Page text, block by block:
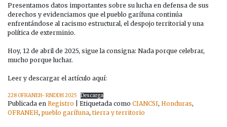
Presentamos datos importantes sobre su lucha en defensa de sus
derechos y evidenciamos que el pueblo garífuna continúa
enfrentándose al racismo estructural, el despojo territorial y una
política de exterminio.
Hoy, 12 de abril de 2025, sigue la consigna: Nada porque celebrar,
mucho porque luchar.
Leer y descargar el artículo aquí:
228 OFRANEH- RNDDH 2025 Descarga
Publicada en Registro Etiquetada como CIANCSI, Honduras,
OFRANEH, pueblo garífuna, tierra y territorio